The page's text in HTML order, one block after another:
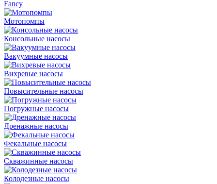
Fancy
Мотопомпы
Консольные насосы
Вакуумные насосы
Вихревые насосы
Повысительные насосы
Погружные насосы
Дренажные насосы
Фекальные насосы
Скважинные насосы
Колодезные насосы